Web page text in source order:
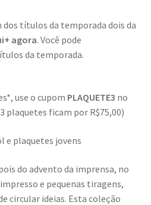
dos títulos da temporada dois da
agora. Você pode
da temporada.
use o cupom PLAQUETE3 no
ficam por R$75,00)
e plaquetes jovens
do advento da imprensa, no
e pequenas tiragens,
circular ideias. Esta coleção